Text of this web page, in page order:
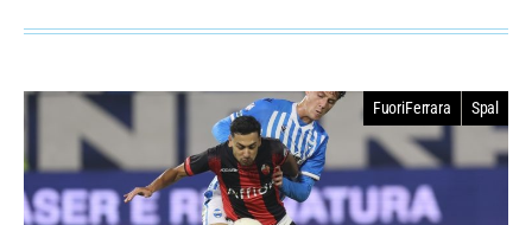
FuoriFerrara Spal